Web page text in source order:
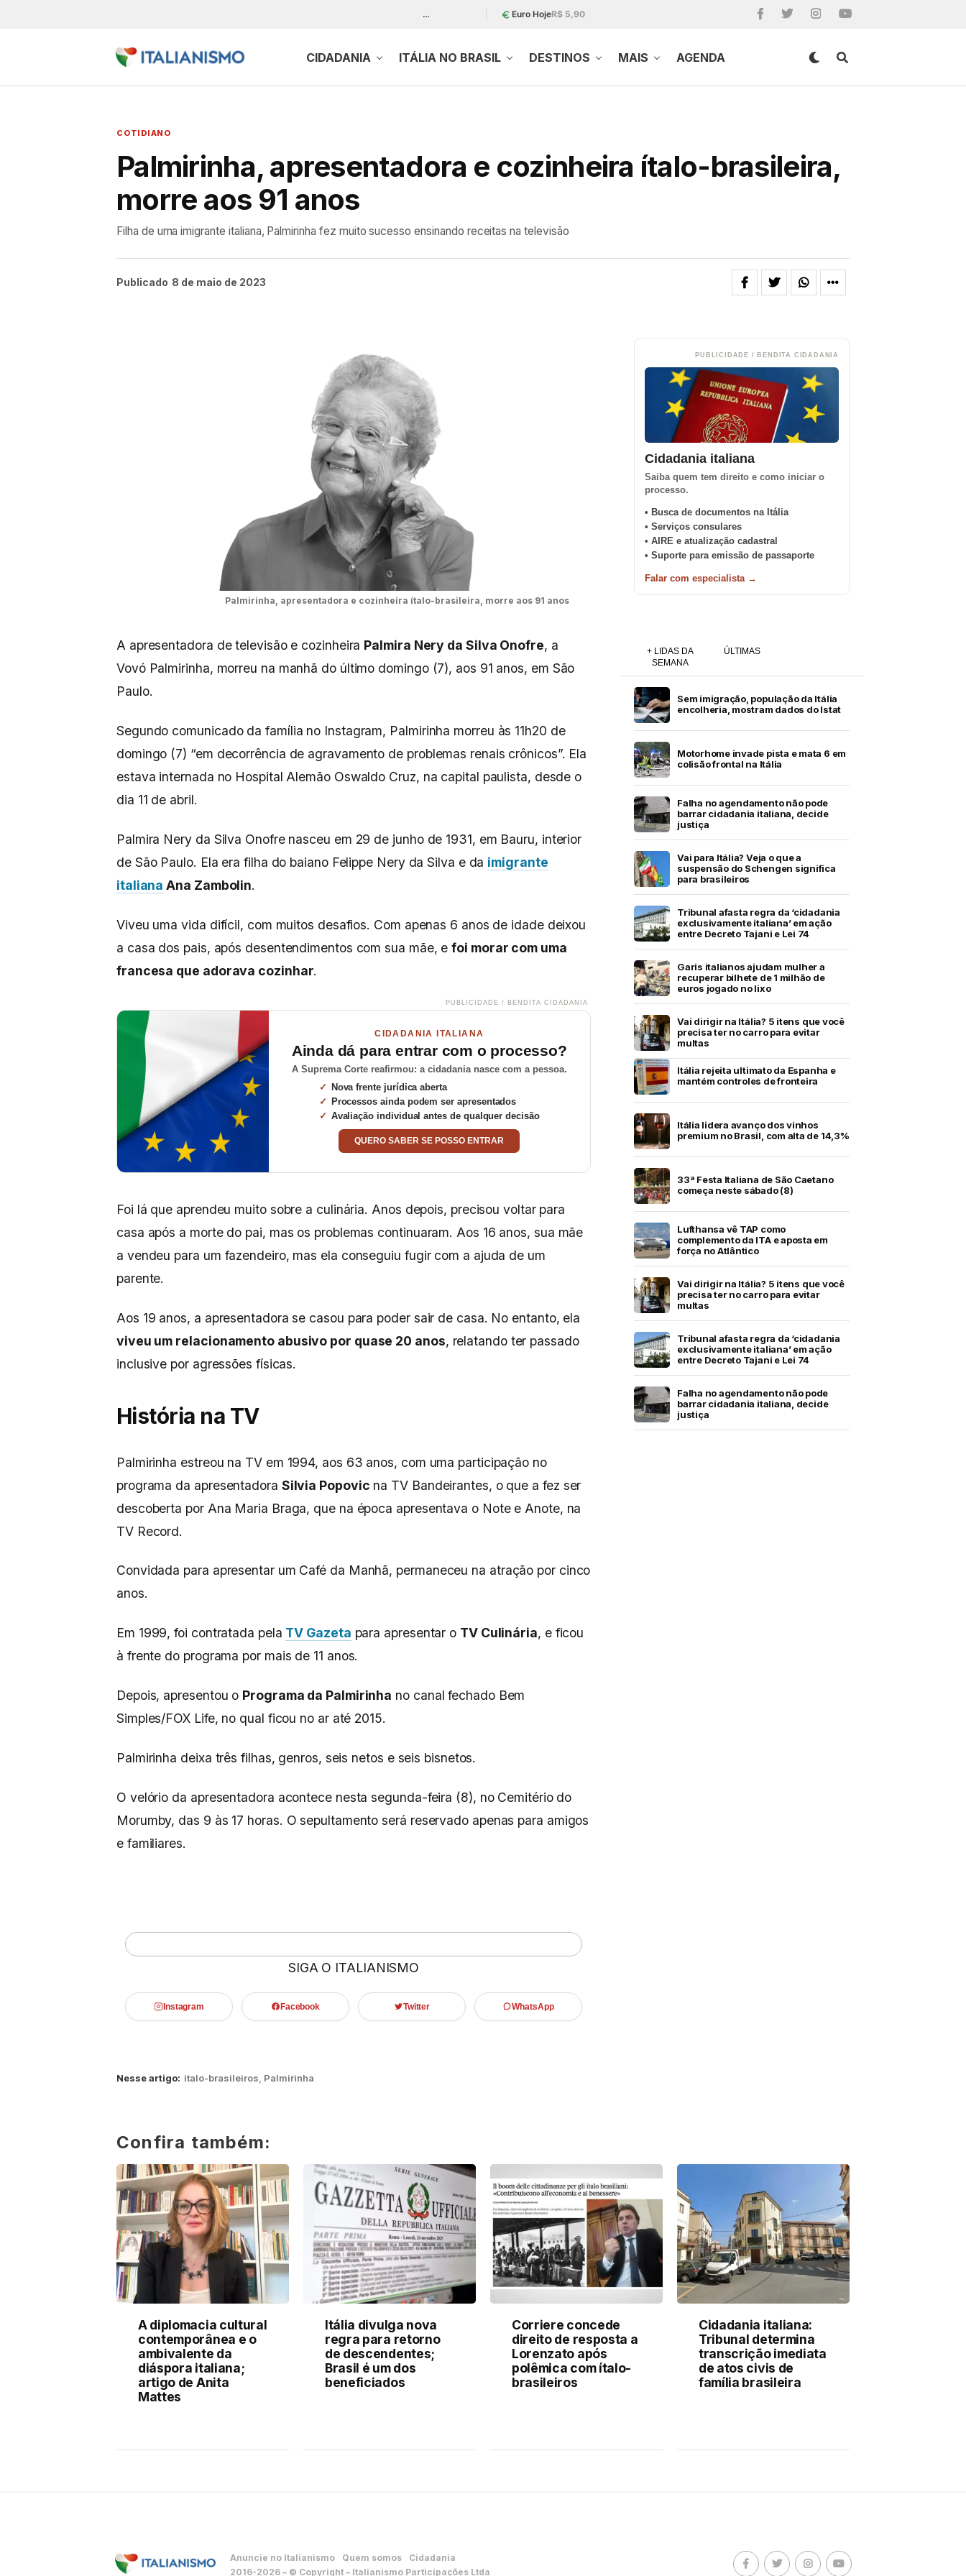
… Euro HojeR$ 5,90
CIDADANIA ITÁLIA NO BRASIL DESTINOS MAIS AGENDA
COTIDIANO
Palmirinha, apresentadora e cozinheira ítalo-brasileira,
morre aos 91 anos
Filha de uma imigrante italiana, Palmirinha fez muito sucesso ensinando receitas na televisão
Publicado 8 de maio de 2023
Palmirinha, apresentadora e cozinheira ítalo-brasileira, morre aos 91 anos
A apresentadora de televisão e cozinheira Palmira Nery da Silva Onofre, a
Vovó Palmirinha, morreu na manhã do último domingo (7), aos 91 anos, em São
Paulo.
Segundo comunicado da família no Instagram, Palmirinha morreu às 11h20 de
domingo (7) “em decorrência de agravamento de problemas renais crônicos”. Ela
estava internada no Hospital Alemão Oswaldo Cruz, na capital paulista, desde o
dia 11 de abril.
Palmira Nery da Silva Onofre nasceu em 29 de junho de 1931, em Bauru, interior
de São Paulo. Ela era filha do baiano Felippe Nery da Silva e da imigrante
italiana Ana Zambolin.
Viveu uma vida difícil, com muitos desafios. Com apenas 6 anos de idade deixou
a casa dos pais, após desentendimentos com sua mãe, efoi morar com uma
francesa que adorava cozinhar.
PUBLICIDADE / BENDITA CIDADANIA
CIDADANIA ITALIANA
Ainda dá para entrar com o processo?
A Suprema Corte reafirmou: a cidadania nasce com a pessoa.
Nova frente jurídica aberta
Processos ainda podem ser apresentados
Avaliação individual antes de qualquer decisão
QUERO SABER SE POSSO ENTRAR
Foi lá que aprendeu muito sobre a culinária. Anos depois, precisou voltar para
casa após a morte do pai, mas os problemas continuaram. Aos 16 anos, sua mãe
a vendeu para um fazendeiro, mas ela conseguiu fugir com a ajuda de um
parente.
Aos 19 anos, a apresentadora se casou para poder sair de casa. No entanto, ela
viveu um relacionamento abusivo por quase 20 anos, relatando ter passado
inclusive por agressões físicas.
História na TV
Palmirinha estreou na TV em 1994, aos 63 anos, com uma participação no
programa da apresentadora Silvia Popovic na TV Bandeirantes, o que a fez ser
descoberta por Ana Maria Braga, que na época apresentava o Note e Anote, na
TV Record.
Convidada para apresentar um Café da Manhã, permaneceu na atração por cinco
anos.
Em 1999, foi contratada pela TV Gazeta para apresentar o TV Culinária, e ficou
à frente do programa por mais de 11 anos.
Depois, apresentou o Programa da Palmirinha no canal fechado Bem
Simples/FOX Life, no qual ficou no ar até 2015.
Palmirinha deixa três filhas, genros, seis netos e seis bisnetos.
O velório da apresentadora acontece nesta segunda-feira (8), no Cemitério do
Morumby, das 9 às 17 horas. O sepultamento será reservado apenas para amigos
e familiares.
SIGA O ITALIANISMO
Instagram Facebook Twitter WhatsApp
Nesse artigo: italo-brasileiros Palmirinha
PUBLICIDADE / BENDITA CIDADANIA
Cidadania italiana
Saiba quem tem direito e como iniciar o
processo.
• Busca de documentos na Itália
• Serviços consulares
• AIRE e atualização cadastral
• Suporte para emissão de passaporte
Falar com especialista →
+ LIDAS DA
SEMANA
ÚLTIMAS
Sem imigração, população da Itália
encolheria, mostram dados do Istat
Motorhome invade pista e mata 6 em
colisão frontal na Itália
Falha no agendamento não pode
barrar cidadania italiana, decide
justiça
Vai para Itália? Veja o que a
suspensão do Schengen significa
para brasileiros
Tribunal afasta regra da ‘cidadania
exclusivamente italiana’ em ação
entre Decreto Tajani e Lei 74
Garis italianos ajudam mulher a
recuperar bilhete de 1 milhão de
euros jogado no lixo
Vai dirigir na Itália? 5 itens que você
precisa ter no carro para evitar
multas
Itália rejeita ultimato da Espanha e
mantém controles de fronteira
Itália lidera avanço dos vinhos
premium no Brasil, com alta de 14,3%
33ª Festa Italiana de São Caetano
começa neste sábado (8)
Lufthansa vê TAP como
complemento da ITA e aposta em
força no Atlântico
Vai dirigir na Itália? 5 itens que você
precisa ter no carro para evitar
multas
Tribunal afasta regra da ‘cidadania
exclusivamente italiana’ em ação
entre Decreto Tajani e Lei 74
Falha no agendamento não pode
barrar cidadania italiana, decide
justiça
Confira também:
A diplomacia cultural
contemporânea e o
ambivalente da
diáspora italiana;
artigo de Anita
Mattes
Itália divulga nova
regra para retorno
de descendentes;
Brasil é um dos
beneficiados
Corriere concede
direito de resposta a
Lorenzato após
polêmica com ítalo-
brasileiros
Cidadania italiana:
Tribunal determina
transcrição imediata
de atos civis de
família brasileira
Anuncie no Italianismo Quem somos
Cidadania
2016-2026 – © Copyright – Italianismo Participações Ltda